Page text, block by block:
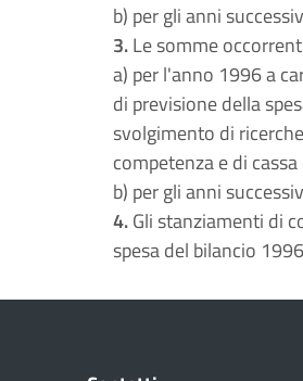
b) per gli anni
3.Le somme
a) per l'anno 1996 a
di previsione della
svolgimento di
competenza e di
b) per gli anni
4.Gli stanziamenti di
spesa del bilancio